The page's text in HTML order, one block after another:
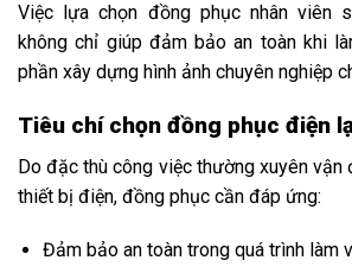
Việc lựa chọn đồng phục nhân viên
không chỉ giúp đảm bảo an toàn khi
phần xây dựng hình ảnh chuyên nghiệp
Tiêu chí chọn đồng phục điện
Do đặc thù công việc thường xuyên vận
thiết bị điện, đồng phục cần đáp ứng:
Đảm bảo an toàn trong quá trình làm